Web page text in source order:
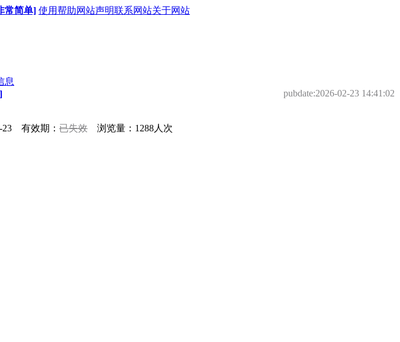
常简单] 使用帮助网站声明联系网站关于网站
息
pubdate:2026-02-23 14:41:02
有效期： 已失效 浏览量：1288人次